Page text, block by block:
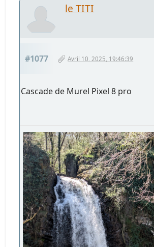
le TITI
#1077 Avril 10, 2025, 19:46:39
Cascade de Murel Pixel 8 pro